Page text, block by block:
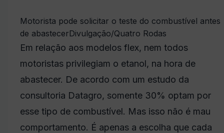
Motorista pode solicitar o teste do combustível antes
de abastecerDivulgação/Quatro Rodas
Em relação aos modelos flex, nem todos
motoristas privilegiam o etanol, na hora de
abastecer. De acordo com um estudo da
consultoria Datagro, somente 30% optam por
esse tipo de combustível. Mas isso não é mau
comportamento. É apenas a escolha que cada